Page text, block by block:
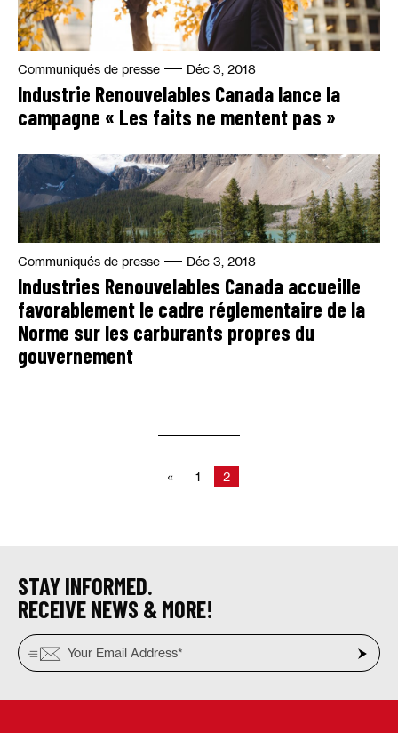
Communiqués de presse Déc 3, 2018
Industrie Renouvelables Canada lance la
campagne « Les faits ne mentent pas »
Communiqués de presse Déc 3, 2018
Industries Renouvelables Canada accueille
favorablement le cadre réglementaire de la
Norme sur les carburants propres du
gouvernement
« 1 2
STAY INFORMED.
RECEIVE NEWS & MORE!